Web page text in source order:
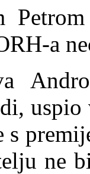
a
uspio
ne